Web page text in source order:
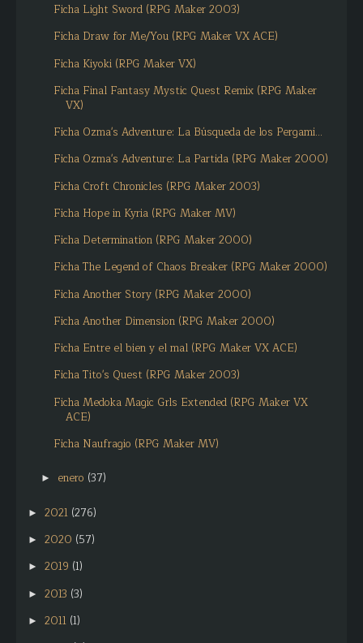
Ficha Light Sword (RPG Maker 2003)
Ficha Draw for Me/You (RPG Maker VX ACE)
Ficha Kiyoki (RPG Maker VX)
Ficha Final Fantasy Mystic Quest Remix (RPG Maker
VX)
Ficha Ozma's Adventure: La Búsqueda de los Pergami...
Ficha Ozma's Adventure: La Partida (RPG Maker 2000)
Ficha Croft Chronicles (RPG Maker 2003)
Ficha Hope in Kyria (RPG Maker MV)
Ficha Determination (RPG Maker 2000)
Ficha The Legend of Chaos Breaker (RPG Maker 2000)
Ficha Another Story (RPG Maker 2000)
Ficha Another Dimension (RPG Maker 2000)
Ficha Entre el bien y el mal (RPG Maker VX ACE)
Ficha Tito's Quest (RPG Maker 2003)
Ficha Medoka Magic Grls Extended (RPG Maker VX
ACE)
Ficha Naufragio (RPG Maker MV)
► enero (37)
► 2021 (276)
► 2020 (57)
► 2019 (1)
► 2013 (3)
► 2011 (1)